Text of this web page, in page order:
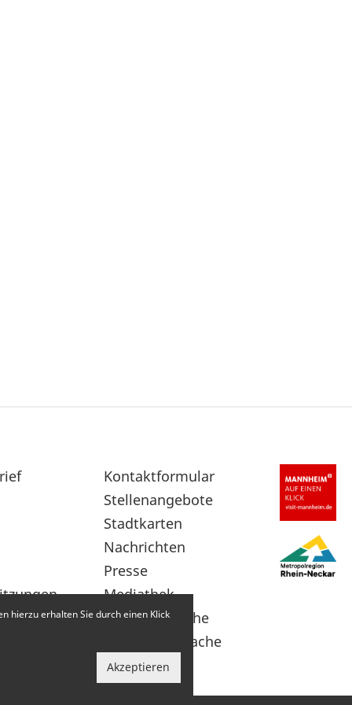
Sekundärnavigation
im
Fußbereich
Kontaktformular
Stellenangebote
Stadtkarten
Nachrichten
Presse
Mediathek
Leichte Sprache
Gebärdensprache
hierzu erhalten Sie durch einen Klick
Akzeptieren